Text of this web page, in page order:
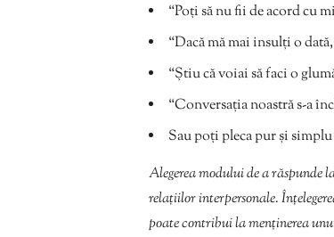
“Poți să nu fii de acord cu
“Dacă mă mai insulți o
“Știu că voiai să faci o
“Conversația noastră s-a
Sau poți pleca pur și simplu
Alegerea modului de a răspunde
relațiilor interpersonale.
poate contribui la menținerea